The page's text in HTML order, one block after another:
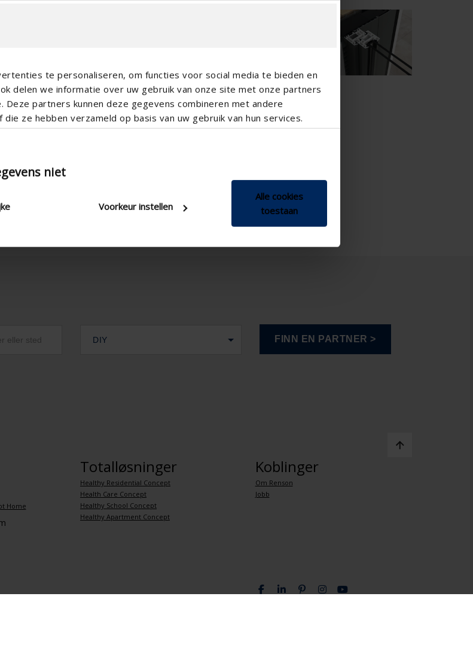
te personaliseren, om functies voor social media te bieden en
delen we informatie over uw gebruik van onze site met onze partners
Deze partners kunnen deze gegevens combineren met andere
ze hebben verzameld op basis van uw gebruik van hun services.
niet
Voorkeur instellen
Alle cookies
toestaan
DIY
Home
Totalløsninger
Healthy Residential Concept
Health Care Concept
Healthy School Concept
Healthy Apartment Concept
Koblinger
Om Renson
Jobb